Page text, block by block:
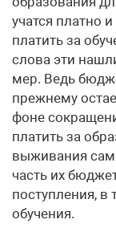
учатся платно
платить за
слова эти
мер. Ведь
прежнему
фоне
платить за
выживания
часть их
поступления, в
обучения.